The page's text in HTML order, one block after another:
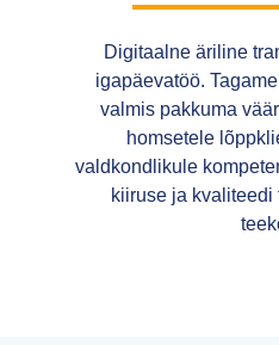
Digitaalne äriline
igapäevatöö.
valmis pakkuma
homsetele
valdkondlikule
kiiruse ja